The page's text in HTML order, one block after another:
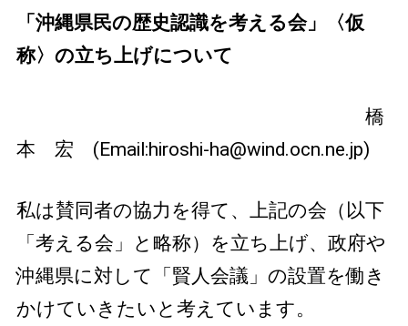
「沖縄県民の歴史認識を考える会」〈仮
称〉の立ち上げについて
橋
本 宏 (Email:hiroshi-ha@wind.ocn.ne.jp)
私は賛同者の協力を得て、上記の会（以下
「考える会」と略称）を立ち上げ、政府や
沖縄県に対して「賢人会議」の設置を働き
かけていきたいと考えています。